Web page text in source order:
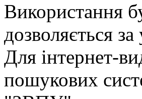
Використання
дозволяється
Для інтернет-
пошукових